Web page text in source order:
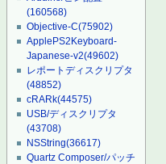
(160568)
Objective-C(75902)
ApplePS2Keyboard-
Japanese-v2(49602)
レポートディスクリプタ
(48852)
cRARk(44575)
USB/ディスクリプタ
(43708)
NSString(36617)
Quartz Composer/パッチ